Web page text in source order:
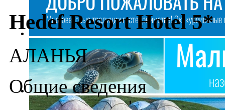
Hedef Resort Hotel 5*
АЛАНЬЯ
Общие сведения